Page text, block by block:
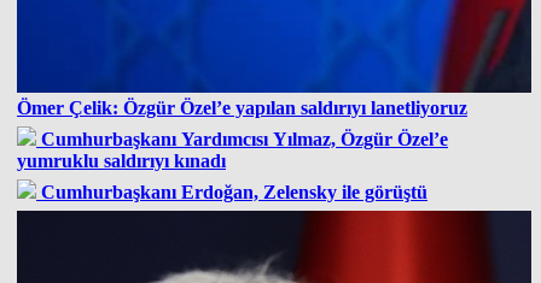
Ömer Çelik: Özgür Özel’e yapılan saldırıyı lanetliyoruz
Cumhurbaşkanı Yardımcısı Yılmaz, Özgür Özel’e
yumruklu saldırıyı kınadı
Cumhurbaşkanı Erdoğan, Zelensky ile görüştü